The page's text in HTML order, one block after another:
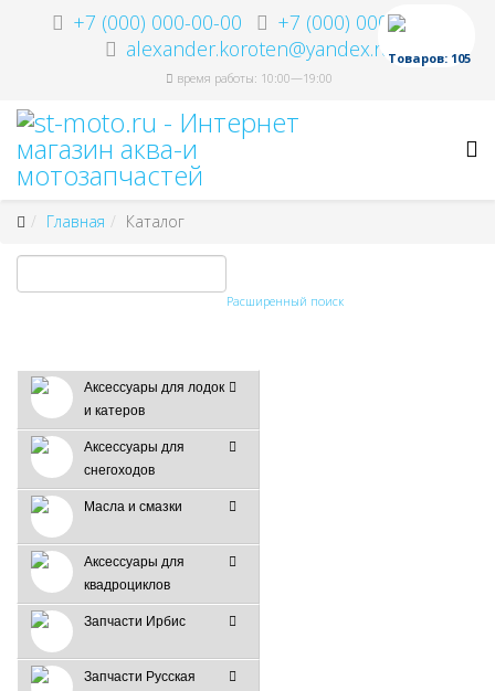
+7 (000) 000-00-00
+7 (000) 000-00-00
alexander.koroten@yandex.ru
время работы: 10:00—19:00
Товаров: 105
Главная Каталог
Расширенный поиск
Аксессуары для лодок
и катеров
Аксессуары для
снегоходов
Масла и смазки
Аксессуары для
квадроциклов
Запчасти Ирбис
Запчасти Русская